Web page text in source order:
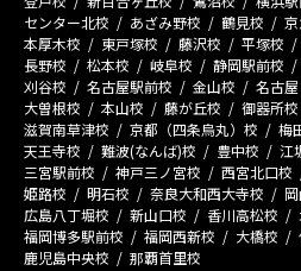
センター北校
あざみ野校 鶴見校
本厚木校
東戸塚校 藤沢校 平塚校
長野校
松本校 岐阜校 静岡駅前校
刈谷校
名古屋駅前校 金山校 名古
大曽根校
本山校 藤が丘校 御器所校
滋賀南草津校
京都（四条烏丸）校 梅
天王寺校
難波(なんば)校 豊中校 江
三宮駅前校
神戸三ノ宮校 西宮北口校
姫路校
明石校 奈良大和西大寺校
広島八丁堀校
新山口校 香川高松校
福岡博多駅前校
福岡西新校 大橋校
鹿児島中央校
那覇首里校